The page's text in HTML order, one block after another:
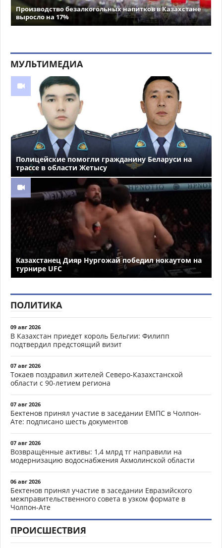
Производство безалкогольных напитков в Казахстане
выросло на 17%
МУЛЬТИМЕДИА
Полицейские помогли гражданину Беларуси на
трассе в области Жетысу
Казахстанец Дияр Нургожай победил нокаутом на
турнире UFC
ПОЛИТИКА
09 авг 2026
В Казахстан приедет король Бельгии: Филипп
подтвердил предстоящий визит
07 авг 2026
Токаев поздравил жителей Северо-Казахстанской
области с 90-летием региона
07 авг 2026
Бектенов принял участие в заседании ЕМПС в Чолпон-
Ате: подписано шесть документов
07 авг 2026
Возвращённые активы: 1,4 млрд тг направили на
модернизацию водоснабжения Акмолинской области
06 авг 2026
Бектенов принял участие в заседании Евразийского
межправительственного совета в узком формате в
Чолпон-Ате
ПРОИСШЕСТВИЯ